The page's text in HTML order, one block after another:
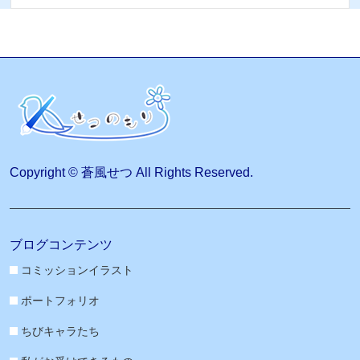
Copyright © 蒼風せつ All Rights Reserved.
ブログコンテンツ
コミッションイラスト
ポートフォリオ
ちびキャラたち